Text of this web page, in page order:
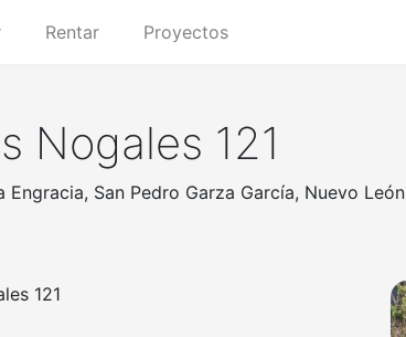
Rentar Proyectos
Nogales 121
Engracia, San Pedro Garza García, Nuevo León